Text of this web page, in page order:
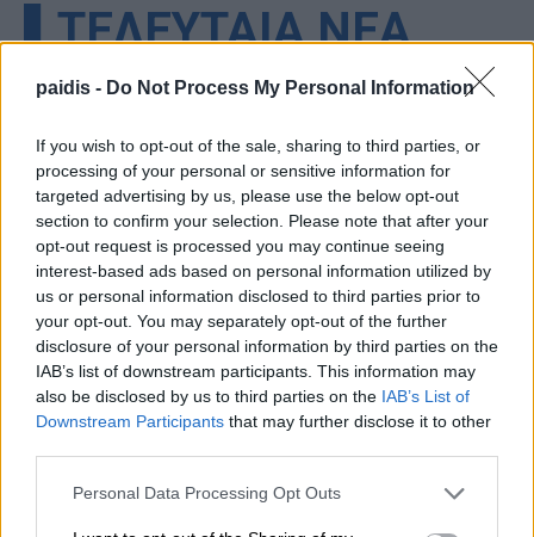
paidis - Do Not Process My Personal Information
If you wish to opt-out of the sale, sharing to third parties, or
processing of your personal or sensitive information for
targeted advertising by us, please use the below opt-out
section to confirm your selection. Please note that after your
opt-out request is processed you may continue seeing
interest-based ads based on personal information utilized by
us or personal information disclosed to third parties prior to
your opt-out. You may separately opt-out of the further
disclosure of your personal information by third parties on the
IAB’s list of downstream participants. This information may
also be disclosed by us to third parties on the IAB’s List of
Downstream Participants that may further disclose it to other
Personal Data Processing Opt Outs
▌ΤΕΛΕΥΤΑΙΑ ΝΕΑ